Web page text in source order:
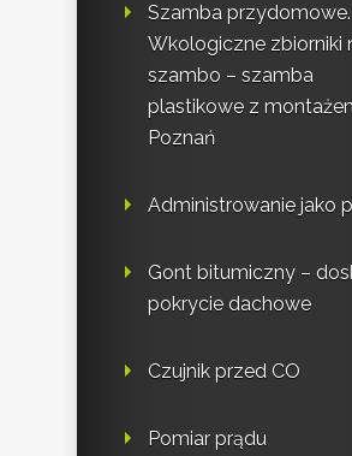
Szamba przydomowe.
Wkologiczne zbiorniki
szambo – szamba
plastikowe z
Poznań
Administrowanie jako
Gont bitumiczny –
pokrycie dachowe
Czujnik przed CO
Pomiar prądu